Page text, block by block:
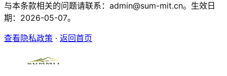
与本条款相关的问题请联系：admin@sum-mit.cn。生效日
期：2026-05-07。
查看隐私政策 · 返回首页